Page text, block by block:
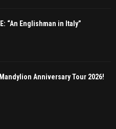
“An Englishman in Italy”
Mandylion Anniversary Tour 2026!